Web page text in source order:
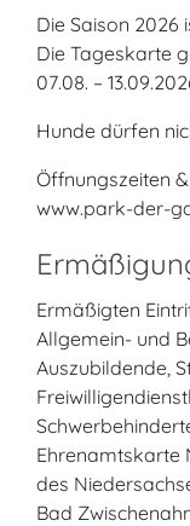
Die Saison 2026
Die Tageskarte
07.08. –
Hunde dürfen
Öffnungszeiten
www.park-der-
Ermäßigten
Allgemein- und
Auszubildende,
Ehrenamtskarte
des
Bad